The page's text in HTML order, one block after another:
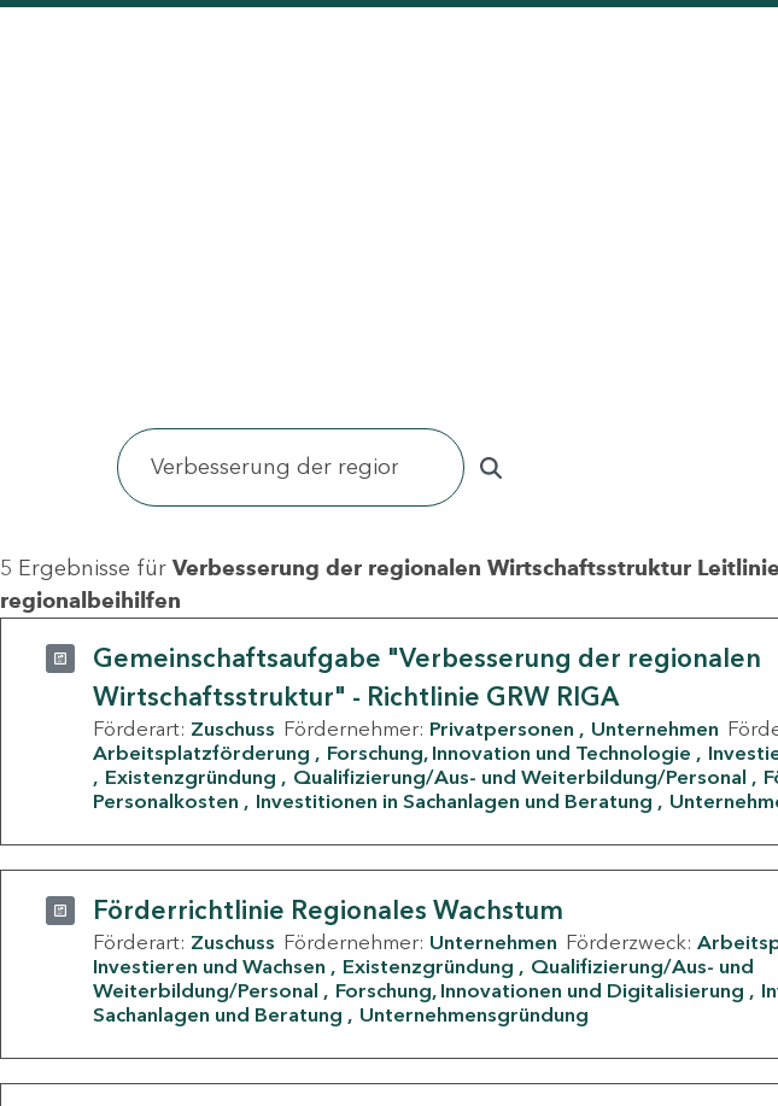
5 Ergebnisse für Verbesserung der regionalen Wirtschaftsstruktur
regionalbeihilfen
Gemeinschaftsaufgabe "Verbesserung der regionalen
Wirtschaftsstruktur" - Richtlinie GRW RIGA
Förderart: Zuschuss Fördernehmer: Privatpersonen Unternehmen
Arbeitsplatzförderung
Forschung, Innovation und Technologie
Existenzgründung
Qualifizierung/Aus- und Weiterbildung/Personal
Personalkosten
Investitionen in Sachanlagen und Beratung
Förderrichtlinie Regionales Wachstum
Förderart: Zuschuss Fördernehmer: Unternehmen Förderzweck:
Investieren und Wachsen
Existenzgründung
Qualifizierung/Aus- und
Weiterbildung/Personal
Forschung, Innovationen und Digitalisierung
Sachanlagen und Beratung
Unternehmensgründung